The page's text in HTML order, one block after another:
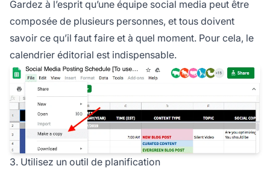
Gardez à l’esprit qu’une équipe social media peut être
composée de plusieurs personnes, et tous doivent
savoir ce qu’il faut faire et à quel moment. Pour cela, le
calendrier éditorial est indispensable.
3. Utilisez un outil de planification